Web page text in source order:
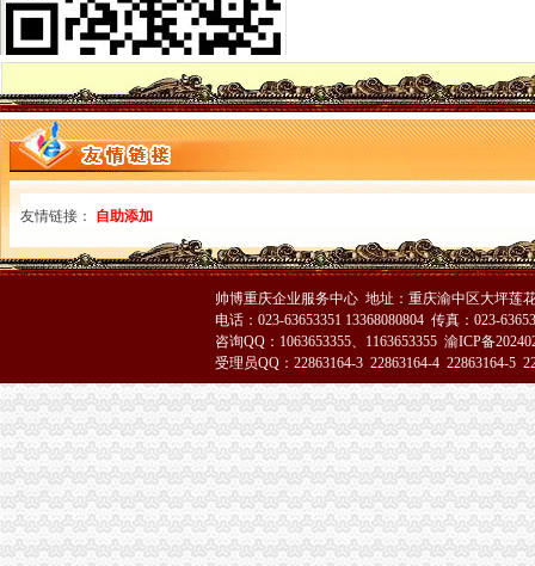
梁平局重庆代办营业执照五项制度确保维权工作到位
市重庆代办营业执照局全力以赴抓紧食品安全集中检查工作
高新园局渝中区工商代办高温战酷暑为企业提供优质服务
经开园局重庆代办营业执照积开展废旧回收行业专项整
郭翔副局长主持召开全市重庆代办公司煤矿企业整合注册登记工作会
大足局渝中区工商代办干部职工舍去双休日全力投入旱救灾工作
李晞朦副局渝中区工商代办长到大足局检查指导工作
高新园局渝中区工商代办积采取措施支持库区移民工再就业
巴南局重庆代办营业执照四明确积推进经纪执业人员备案管理
丰都局重庆代办营业执照旱救灾树良好形象
郭翔副局渝中区代办公司长到江津局调研
南川局重庆代办营业执照积参加森林灭火
万州局化合同业务培训促“转型”渝中区工商代办
巫山县工商局重庆代办公司六项措施保障食品消费安全
荣昌县工商局渝中区代办营业执照制定出台网上数据任务效能考核办法
万盛区全体人大领导到万盛区工商分局重庆代办公司检查工作
郭翔、渝中区代办公司李晞朦副局长为九龙园区企业现场出谋划策
大足县工商局渝中区代办公司就农村经纪人现状提出发展对策
黔江区工商分局创四大平台支持农村“双建工程”重庆代办营业执照
城口县工商局渝中区代办营业执照采取四条措施构筑食品安全监管
巴南区工商分局渝中区工商代办创办《商品质量检测通报》
大足县工商局渝中区代办公司从六个方面提高基层监管执法人员办案水平
友情链接： 自助添加
帅博重庆企业服务中心 地址：重庆渝中区大坪莲
电话：023-63653351 13368080804 传真：023-
咨询QQ：1063653355、1163653355 渝ICP备
受理员QQ：22863164-3 22863164-4 22863164-5